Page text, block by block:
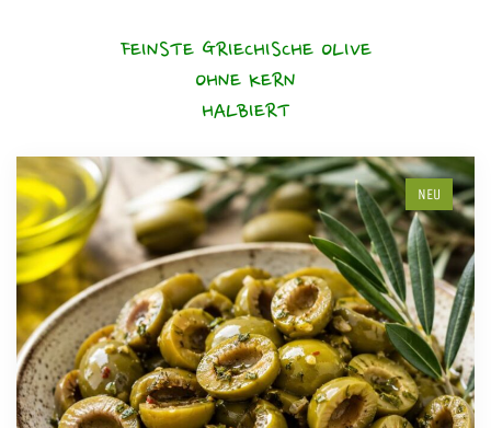
FEINSTE GRIECHISCHE OLIVE
OHNE KERN
HALBIERT
NEU